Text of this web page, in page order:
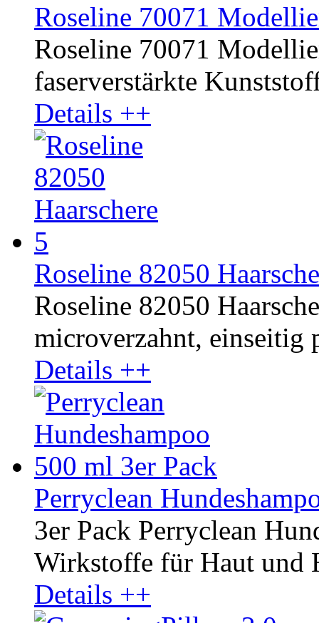
Roseline 70071
Roseline 70071
faserverstärkte
Details ++
Roseline 82050
Roseline 82050
microverzahnt, einseitig
Details ++
Perryclean
3er Pack Perryclean
Wirkstoffe für Haut und
Details ++